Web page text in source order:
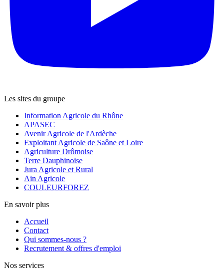
Les sites du groupe
Information Agricole du Rhône
APASEC
Avenir Agricole de l'Ardèche
Exploitant Agricole de Saône et Loire
Agriculture Drômoise
Terre Dauphinoise
Jura Agricole et Rural
Ain Agricole
COULEURFOREZ
En savoir plus
Accueil
Contact
Qui sommes-nous ?
Recrutement & offres d'emploi
Nos services